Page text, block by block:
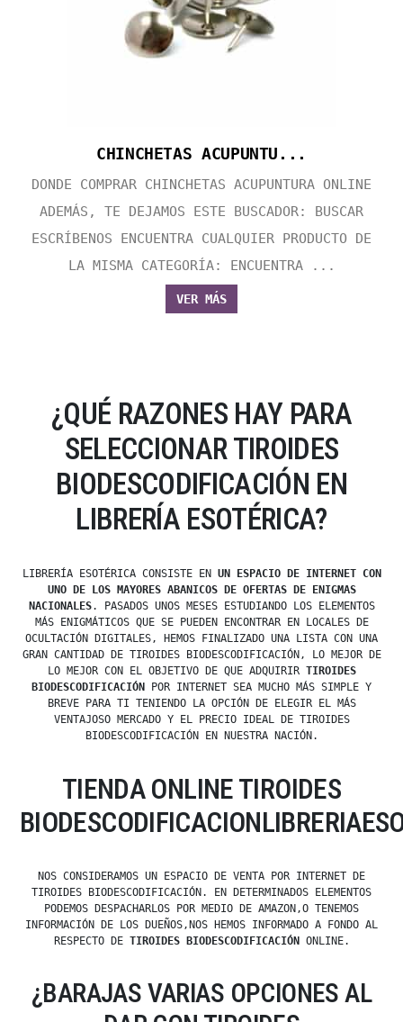
CHINCHETAS ACUPUNTU...
DONDE COMPRAR CHINCHETAS ACUPUNTURA ONLINE
ADEMÁS, TE DEJAMOS ESTE BUSCADOR: BUSCAR
ESCRÍBENOS ENCUENTRA CUALQUIER PRODUCTO DE
LA MISMA CATEGORÍA: ENCUENTRA ...
VER MÁS
¿QUÉ RAZONES HAY PARA
SELECCIONAR TIROIDES
BIODESCODIFICACIÓN EN
LIBRERÍA ESOTÉRICA?
LIBRERÍA ESOTÉRICA CONSISTE EN UN ESPACIO DE INTERNET CON
UNO DE LOS MAYORES ABANICOS DE OFERTAS DE ENIGMAS
NACIONALES. PASADOS UNOS MESES ESTUDIANDO LOS ELEMENTOS
MÁS ENIGMÁTICOS QUE SE PUEDEN ENCONTRAR EN LOCALES DE
OCULTACIÓN DIGITALES, HEMOS FINALIZADO UNA LISTA CON UNA
GRAN CANTIDAD DE TIROIDES BIODESCODIFICACIÓN, LO MEJOR DE
LO MEJOR CON EL OBJETIVO DE QUE ADQUIRIR TIROIDES
BIODESCODIFICACIÓN
POR INTERNET SEA MUCHO MÁS SIMPLE Y
BREVE PARA TI TENIENDO LA OPCIÓN DE ELEGIR EL MÁS
VENTAJOSO MERCADO Y EL PRECIO IDEAL DE TIROIDES
BIODESCODIFICACIÓN EN NUESTRA NACIÓN.
TIENDA ONLINE TIROIDES
NOS CONSIDERAMOS UN ESPACIO DE VENTA POR INTERNET DE
TIROIDES BIODESCODIFICACIÓN. EN DETERMINADOS ELEMENTOS
PODEMOS DESPACHARLOS POR MEDIO DE AMAZON,O TENEMOS
INFORMACIÓN DE LOS DUEÑOS,NOS HEMOS INFORMADO A FONDO AL
RESPECTO DE TIROIDES BIODESCODIFICACIÓN ONLINE.
¿BARAJAS VARIAS OPCIONES AL